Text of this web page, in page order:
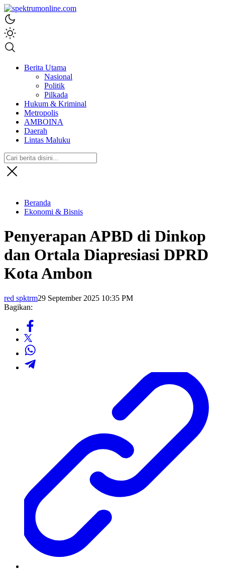
spektrumonline.com
Berita Utama
Nasional
Politik
Pilkada
Hukum & Kriminal
Metropolis
AMBOINA
Daerah
Lintas Maluku
Beranda
Ekonomi & Bisnis
Penyerapan APBD di Dinkop
dan Ortala Diapresiasi DPRD
Kota Ambon
red spktrm29 September 2025 10:35 PM
Bagikan: